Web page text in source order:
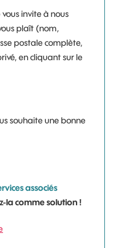
invite à nous
plaît (nom,
postale complète,
en cliquant sur le
souhaite une bonne
associés
la comme solution !